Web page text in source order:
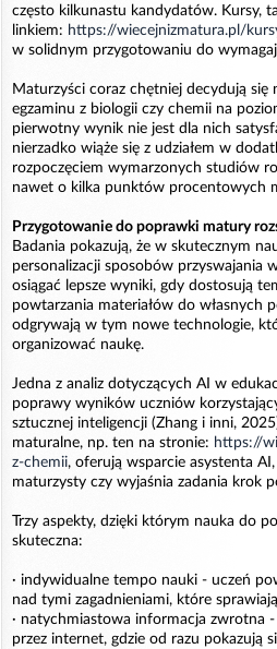
często kilkunastu kandydatów. Kursy,
linkiem: https://wiecejnizmatura.pl/
w solidnym przygotowaniu do
Maturzyści coraz chętniej decydują się
egzaminu z biologii czy chemii na
pierwotny wynik nie jest dla nich
nierzadko wiąże się z udziałem w
rozpoczęciem wymarzonych studiów
nawet o kilka punktów procentowych
Przygotowanie do poprawki matury
Badania pokazują, że w skutecznym
personalizacji sposobów przyswajania
osiągać lepsze wyniki, gdy dostosują
powtarzania materiałów do własnych
odgrywają w tym nowe technologie,
organizować naukę.
Jedna z analiz dotyczących AI w
poprawy wyników uczniów
sztucznej inteligencji (Zhang i inni,
maturalne, np. ten na stronie: https://
z-chemii, oferują wsparcie asystenta
maturzysty czy wyjaśnia zadania krok
Trzy aspekty, dzięki którym nauka do
skuteczna:
· indywidualne tempo nauki - uczeń
nad tymi zagadnieniami, które
· natychmiastowa informacja zwrotna
przez internet, gdzie od razu pokazują